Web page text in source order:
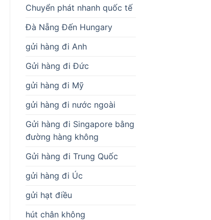
Chuyển phát nhanh quốc tế
Đà Nẵng Đến Hungary
gửi hàng đi Anh
Gửi hàng đi Đức
gửi hàng đi Mỹ
gửi hàng đi nước ngoài
Gửi hàng đi Singapore bằng
đường hàng không
Gửi hàng đi Trung Quốc
gửi hàng đi Úc
gửi hạt điều
hút chân không